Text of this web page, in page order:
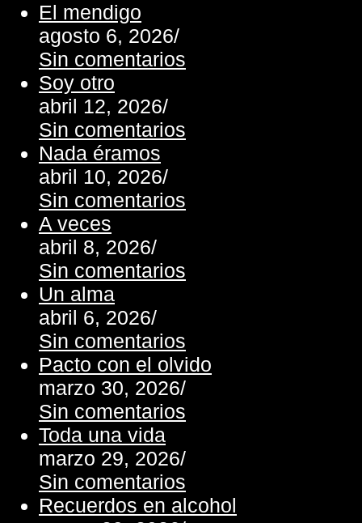
El mendigo
agosto 6, 2026/
Sin comentarios
Soy otro
abril 12, 2026/
Sin comentarios
Nada éramos
abril 10, 2026/
Sin comentarios
A veces
abril 8, 2026/
Sin comentarios
Un alma
abril 6, 2026/
Sin comentarios
Pacto con el olvido
marzo 30, 2026/
Sin comentarios
Toda una vida
marzo 29, 2026/
Sin comentarios
Recuerdos en alcohol